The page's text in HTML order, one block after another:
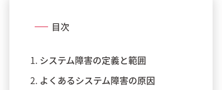
目次
システム障害の定義と範囲
よくあるシステム障害の原因